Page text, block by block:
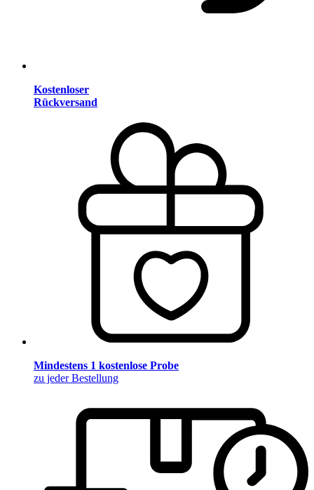
Kostenloser
Rückversand
Mindestens 1 kostenlose Probe
zu jeder Bestellung